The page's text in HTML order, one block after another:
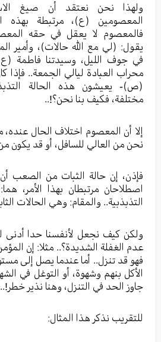
ولهذا نحن نعتقد أن صيغ
المعصومين (ع)، مرتبطة بهذه
فالمعصوم لا يعقل في حقه
يقول: (لي مع الله حالات)، وأمير
في جوف الليل، وسيدتنا فاطمة
محراب العبادة ليالي الجمعة.. فإذا
(ص)- يعيشون هذه الحالة
مختلفة، فكيف بنا نحن؟!..
إلا أن المعصوم اختلاف الحال عنده،
نحن من العالي للسافل، أو قد يكون
فإذن، إن حالة الثبات من الصعب
اصطلاحان مرتبطان بهذا الأمر،
التذبذبية.. والمقام: وهي الحالات
ولكن كيف نجعل لأنفسنا حدا أدنى
عدم الغفلة الشديدة؟.. مثلا: إن
فهو قد تنزل.. أما عندما يصل إلى
الأكل بنهم وشهوة، أو التوغل في
جاوز الحد في التنزل، وهنا نذير خطر!..
للتقريب نذكر هذا المثال: